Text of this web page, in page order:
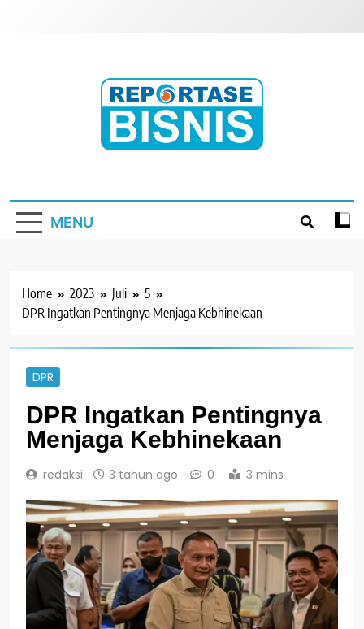
MENU
Home 2023 Juli
5
DPR Ingatkan Pentingnya Menjaga Kebhinekaan
DPR
DPR Ingatkan Pentingnya
Menjaga Kebhinekaan
redaksi 3 tahun ago 0 3 mins